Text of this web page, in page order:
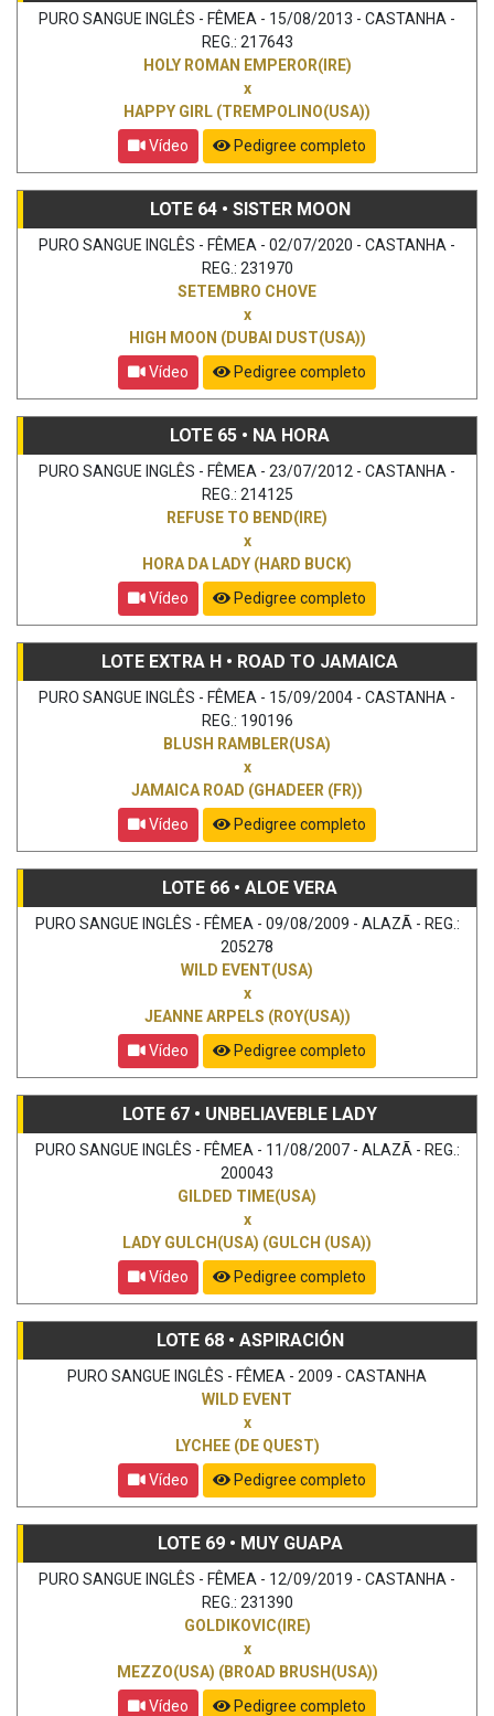
PURO SANGUE INGLÊS - FÊMEA - 15/08/2013 - CASTANHA -
REG.: 217643
HOLY ROMAN EMPEROR(IRE)
x
HAPPY GIRL (TREMPOLINO(USA))
Vídeo
Pedigree completo
LOTE 64 • SISTER MOON
PURO SANGUE INGLÊS - FÊMEA - 02/07/2020 - CASTANHA -
REG.: 231970
SETEMBRO CHOVE
x
HIGH MOON (DUBAI DUST(USA))
Vídeo
Pedigree completo
LOTE 65 • NA HORA
PURO SANGUE INGLÊS - FÊMEA - 23/07/2012 - CASTANHA -
REG.: 214125
REFUSE TO BEND(IRE)
x
HORA DA LADY (HARD BUCK)
Vídeo
Pedigree completo
LOTE EXTRA H • ROAD TO JAMAICA
PURO SANGUE INGLÊS - FÊMEA - 15/09/2004 - CASTANHA -
REG.: 190196
BLUSH RAMBLER(USA)
x
JAMAICA ROAD (GHADEER (FR))
Vídeo
Pedigree completo
LOTE 66 • ALOE VERA
PURO SANGUE INGLÊS - FÊMEA - 09/08/2009 - ALAZÃ - REG.:
205278
WILD EVENT(USA)
x
JEANNE ARPELS (ROY(USA))
Vídeo
Pedigree completo
LOTE 67 • UNBELIAVEBLE LADY
PURO SANGUE INGLÊS - FÊMEA - 11/08/2007 - ALAZÃ - REG.:
200043
GILDED TIME(USA)
x
LADY GULCH(USA) (GULCH (USA))
Vídeo
Pedigree completo
LOTE 68 • ASPIRACIÓN
PURO SANGUE INGLÊS - FÊMEA - 2009 - CASTANHA
WILD EVENT
x
LYCHEE (DE QUEST)
Vídeo
Pedigree completo
LOTE 69 • MUY GUAPA
PURO SANGUE INGLÊS - FÊMEA - 12/09/2019 - CASTANHA -
REG.: 231390
GOLDIKOVIC(IRE)
x
MEZZO(USA) (BROAD BRUSH(USA))
Vídeo
Pedigree completo